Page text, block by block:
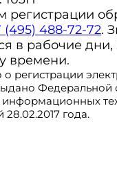
регистрации
(495) 488-72-72.
в рабочие дни,
времени.
о регистрации
Федеральной
информационных
года.